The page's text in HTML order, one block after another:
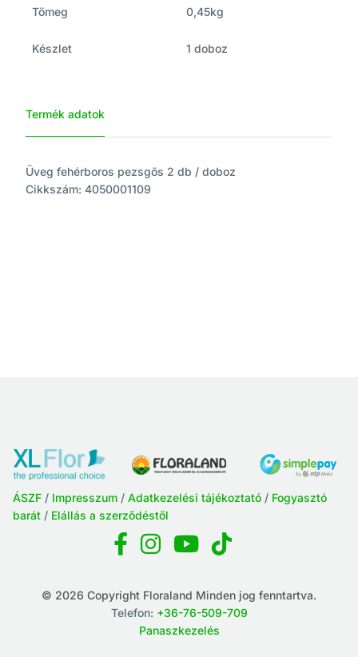
Tömeg 0,45kg
Készlet 1 doboz
Termék adatok
Üveg fehérboros pezsgõs 2 db / doboz
Cikkszám: 4050001109
ÁSZF / Impresszum / Adatkezelési tájékoztató / Fogyasztó
barát / Elállás a szerződéstől
© 2026 Copyright Floraland Minden jog fenntartva.
Telefon: +36-76-509-709
Panaszkezelés